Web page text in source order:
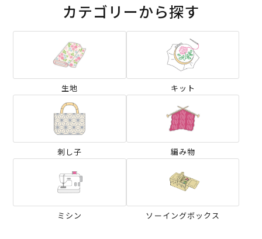
カテゴリーから探す
生地 キット
刺し子 編み物
ミシン ソーイングボックス